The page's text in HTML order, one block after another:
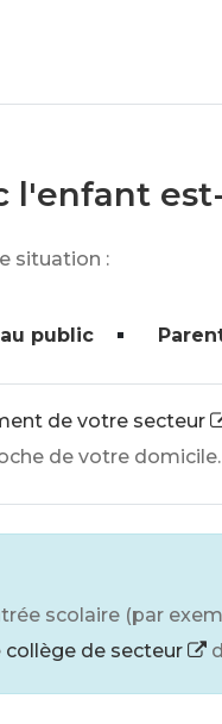
l'enfant
situation :
public
de votre secteur
de votre domicile.
scolaire (par
collège de secteur